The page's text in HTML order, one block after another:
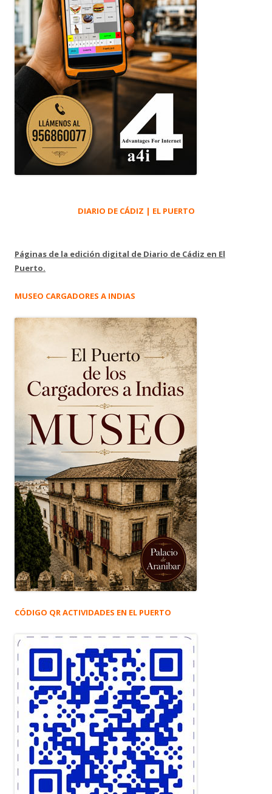
DIARIO DE CÁDIZ | EL PUERTO
Páginas de la edición digital de Diario de Cádiz en El
Puerto.
MUSEO CARGADORES A INDIAS
CÓDIGO QR ACTIVIDADES EN EL PUERTO